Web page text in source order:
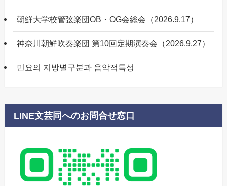
朝鮮大学校管弦楽団OB・OG会総会（2026.9.17）
神奈川朝鮮吹奏楽団 第10回定期演奏会（2026.9.27）
민요의 지방별구분과 음악적특성
LINE文芸同へのお問合せ窓口